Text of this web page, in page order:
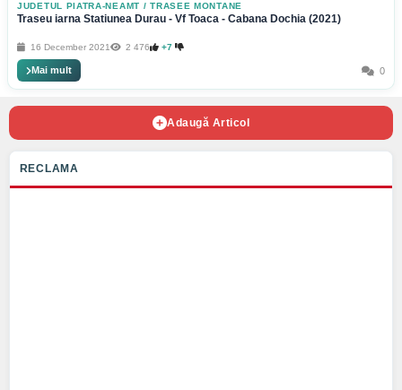
JUDETUL PIATRA-NEAMT /TRASEE MONTANE
Traseu iarna Statiunea Durau - Vf Toaca - Cabana Dochia (2021)
16 December 2021 2 476 +7
Mai mult 0
Adaugă Articol
RECLAMA